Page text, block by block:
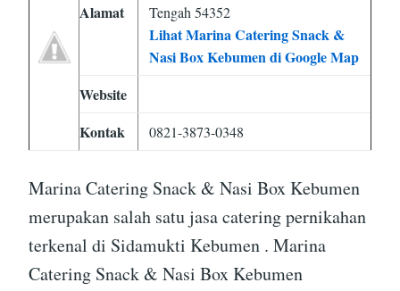
Alamat
Tengah 54352
Lihat Marina Catering Snack &
Nasi Box Kebumen di Google Map
Website
Kontak
0821-3873-0348
Marina Catering Snack & Nasi Box Kebumen
merupakan salah satu jasa catering pernikahan
terkenal di Sidamukti Kebumen . Marina
Catering Snack & Nasi Box Kebumen